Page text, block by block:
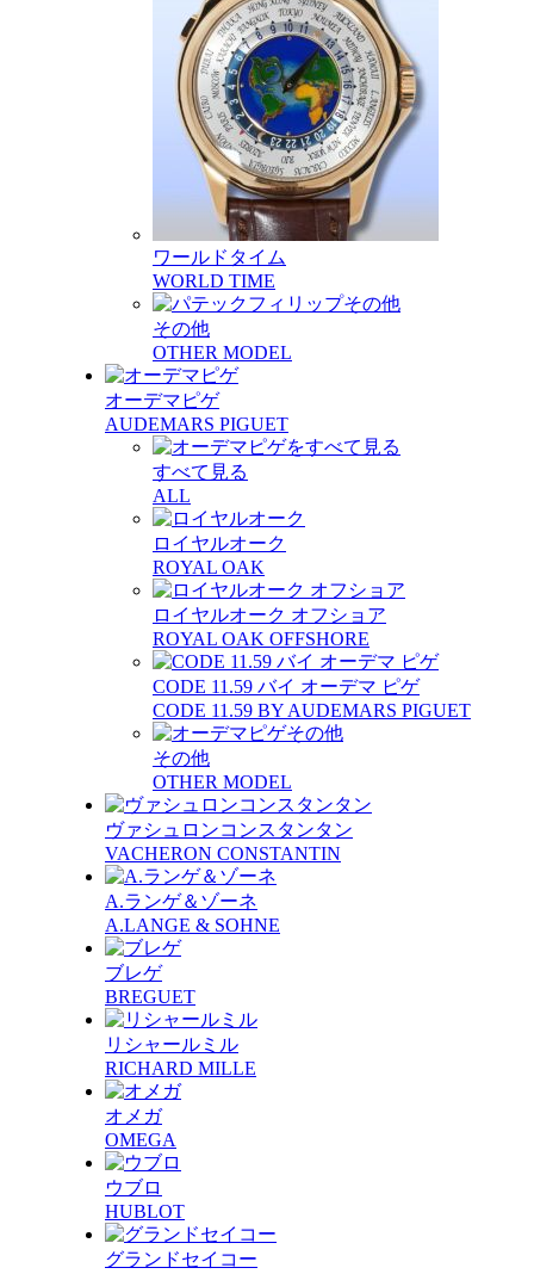
ワールドタイム
WORLD TIME
その他
OTHER MODEL
オーデマピゲ
AUDEMARS PIGUET
すべて見る
ALL
ロイヤルオーク
ROYAL OAK
ロイヤルオーク オフショア
ROYAL OAK OFFSHORE
CODE 11.59 バイ オーデマ ピゲ
CODE 11.59 BY AUDEMARS PIGUET
その他
OTHER MODEL
ヴァシュロンコンスタンタン
VACHERON CONSTANTIN
A.ランゲ＆ゾーネ
A.LANGE & SOHNE
ブレゲ
BREGUET
リシャールミル
RICHARD MILLE
オメガ
OMEGA
ウブロ
HUBLOT
グランドセイコー